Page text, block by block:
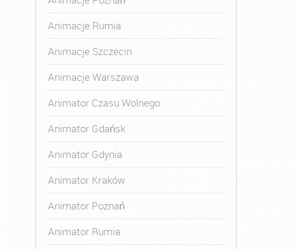
Kurs Animatora,Kurs Animatora Czasu Wolnego
Animacje Rumia
Animacje Szczecin
Animacje Warszawa
Animator Czasu Wolnego
Animator Gdańsk
Animator Gdynia
Animator Kraków
Animator Poznań
Animator Rumia